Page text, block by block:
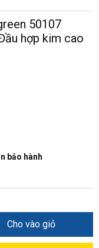
50107
hợp kim cao
bảo hành
Cho vào giỏ